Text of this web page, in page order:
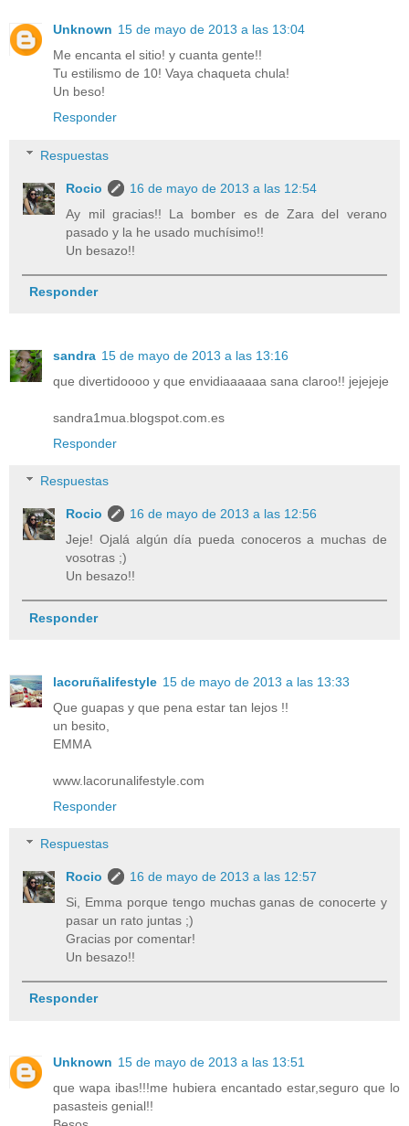
Unknown 15 de mayo de 2013 a las 13:04
Me encanta el sitio! y cuanta gente!!
Tu estilismo de 10! Vaya chaqueta chula!
Un beso!
Responder
Respuestas
Rocio
16 de mayo de 2013 a las 12:54
Ay mil gracias!! La bomber es de Zara del verano
pasado y la he usado muchísimo!!
Un besazo!!
Responder
sandra 15 de mayo de 2013 a las 13:16
que divertidoooo y que envidiaaaaaa sana claroo!! jejejeje
sandra1mua.blogspot.com.es
Responder
Respuestas
Rocio
16 de mayo de 2013 a las 12:56
Jeje! Ojalá algún día pueda conoceros a muchas de
vosotras ;)
Un besazo!!
Responder
lacoruñalifestyle 15 de mayo de 2013 a las 13:33
Que guapas y que pena estar tan lejos !!
un besito,
EMMA
www.lacorunalifestyle.com
Responder
Respuestas
Rocio
16 de mayo de 2013 a las 12:57
Si, Emma porque tengo muchas ganas de conocerte y
pasar un rato juntas ;)
Gracias por comentar!
Un besazo!!
Responder
Unknown 15 de mayo de 2013 a las 13:51
que wapa ibas!!!me hubiera encantado estar,seguro que lo
pasasteis genial!!